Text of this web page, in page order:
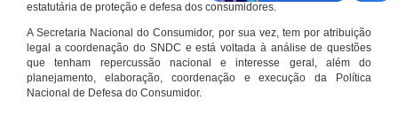
estatutária de proteção e defesa dos consumidores.
A Secretaria Nacional do Consumidor, por sua vez, tem por atribuição
legal a coordenação do SNDC e está voltada à análise de questões
que tenham repercussão nacional e interesse geral, além do
planejamento, elaboração, coordenação e execução da Política
Nacional de Defesa do Consumidor.